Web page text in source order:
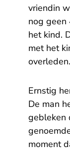
vriendin
nog geen
het kind.
met het
overleden.
Ernstig
De man
gebleken
moment